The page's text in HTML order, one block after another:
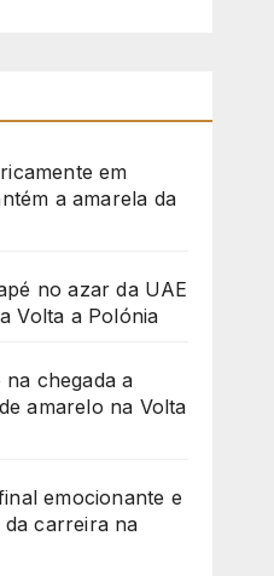
em
a amarela da
no azar da UAE
Volta a Polónia
chegada a
amarelo na Volta
emocionante e
carreira na